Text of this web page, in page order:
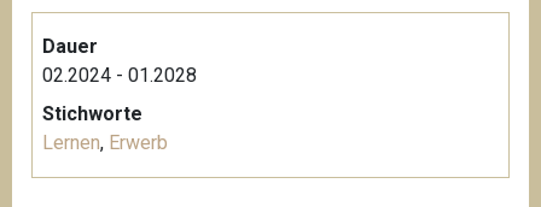
Dauer
02.2024 - 01.2028
Stichworte
Lernen, Erwerb